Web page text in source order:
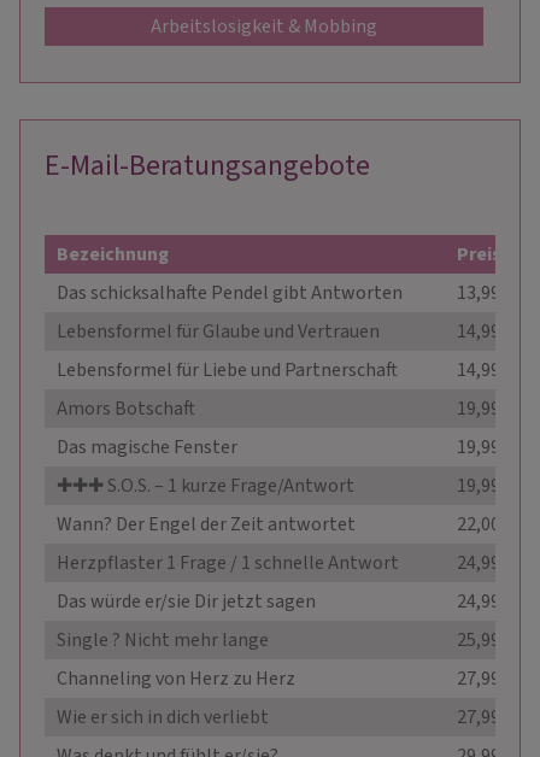
Arbeitslosigkeit & Mobbing
E-Mail-Beratungsangebote
Bezeichnung
Preis
Das schicksalhafte Pendel gibt Antworten
13,99 €
Lebensformel für Glaube und Vertrauen
14,99 €
Lebensformel für Liebe und Partnerschaft
14,99 €
Amors Botschaft
19,99 €
Das magische Fenster
19,99 €
✚✚✚ S.O.S. – 1 kurze Frage/Antwort
19,99 €
Wann? Der Engel der Zeit antwortet
22,00 €
Herzpflaster 1 Frage / 1 schnelle Antwort
24,99 €
Das würde er/sie Dir jetzt sagen
24,99 €
Single ? Nicht mehr lange
25,99 €
Channeling von Herz zu Herz
27,99 €
Wie er sich in dich verliebt
27,99 €